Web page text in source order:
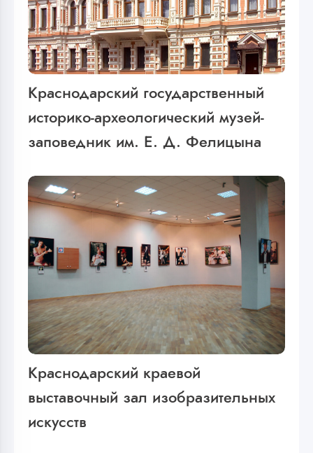
Краснодарский государственный
историко-археологический музей-
заповедник им. Е. Д. Фелицына
Краснодарский краевой
выставочный зал изобразительных
искусств